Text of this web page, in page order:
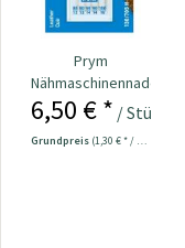
Prym
Nähmaschinennadeln
130/705 Leder 80-
6,50 € * / Stück
Grundpreis (1,30 € * / 1 Stück)